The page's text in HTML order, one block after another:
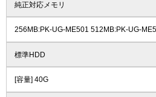
純正対応メモリ
256MB:PK-UG-ME501 512MB:PK-UG-
標準HDD
[容量] 40G